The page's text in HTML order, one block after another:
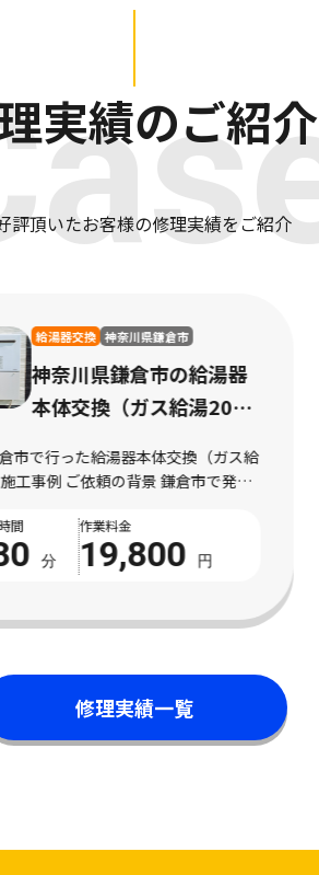
実績のご紹介
評頂いたお客様の修理実績をご紹介
アンテナ工事 神奈川県茅ヶ崎市
神奈川県茅ヶ崎市のデザ
インアンテナ工事施工事
事の施工
県茅ヶ崎市で行ったデザインアンテナ工事
事例 ご依頼の背景 茅ヶ崎市で発生した外
川県茅ヶ崎市にお住まいのお客様より、外
慮しながらテレビアンテナを設置した […]
作業時間
150
作業料金
22,000
修理実績一覧